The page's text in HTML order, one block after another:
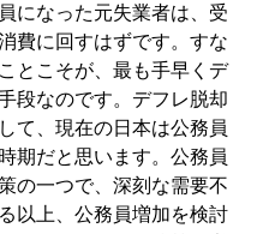
になった元失業者は、受
費に回すはずです。すな
とこそが、最も手早くデ
段なのです。デフレ脱却
て、現在の日本は公務員
期だと思います。公務員
の一つで、深刻な需要不
以上、公務員増加を検討